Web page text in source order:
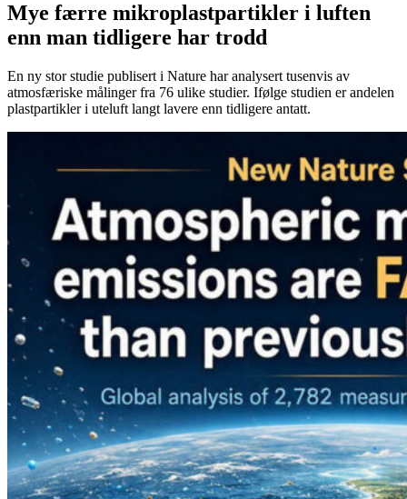
Mye færre mikroplastpartikler i luften
enn man tidligere har trodd
En ny stor studie publisert i Nature har analysert tusenvis av
atmosfæriske målinger fra 76 ulike studier. Ifølge studien er andelen
plastpartikler i uteluft langt lavere enn tidligere antatt.